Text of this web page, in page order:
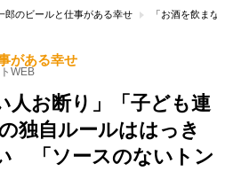
郎のビールと仕事がある幸せ 「お酒を飲まな
がある幸せ
WEB
人お断り」「子ども連
独自ルールははっき
「ソースのないトン